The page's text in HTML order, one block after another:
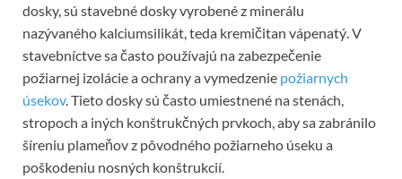
dosky, sú stavebné dosky vyrobené z minerálu
nazývaného kalciumsilikát, teda kremičitan vápenatý. V
stavebníctve sa často používajú na zabezpečenie
požiarnej izolácie a ochrany a vymedzenie požiarnych
úsekov. Tieto dosky sú často umiestnené na stenách,
stropoch a iných konštrukčných prvkoch, aby sa zabránilo
šíreniu plameňov z pôvodného požiarneho úseku a
poškodeniu nosných konštrukcií.